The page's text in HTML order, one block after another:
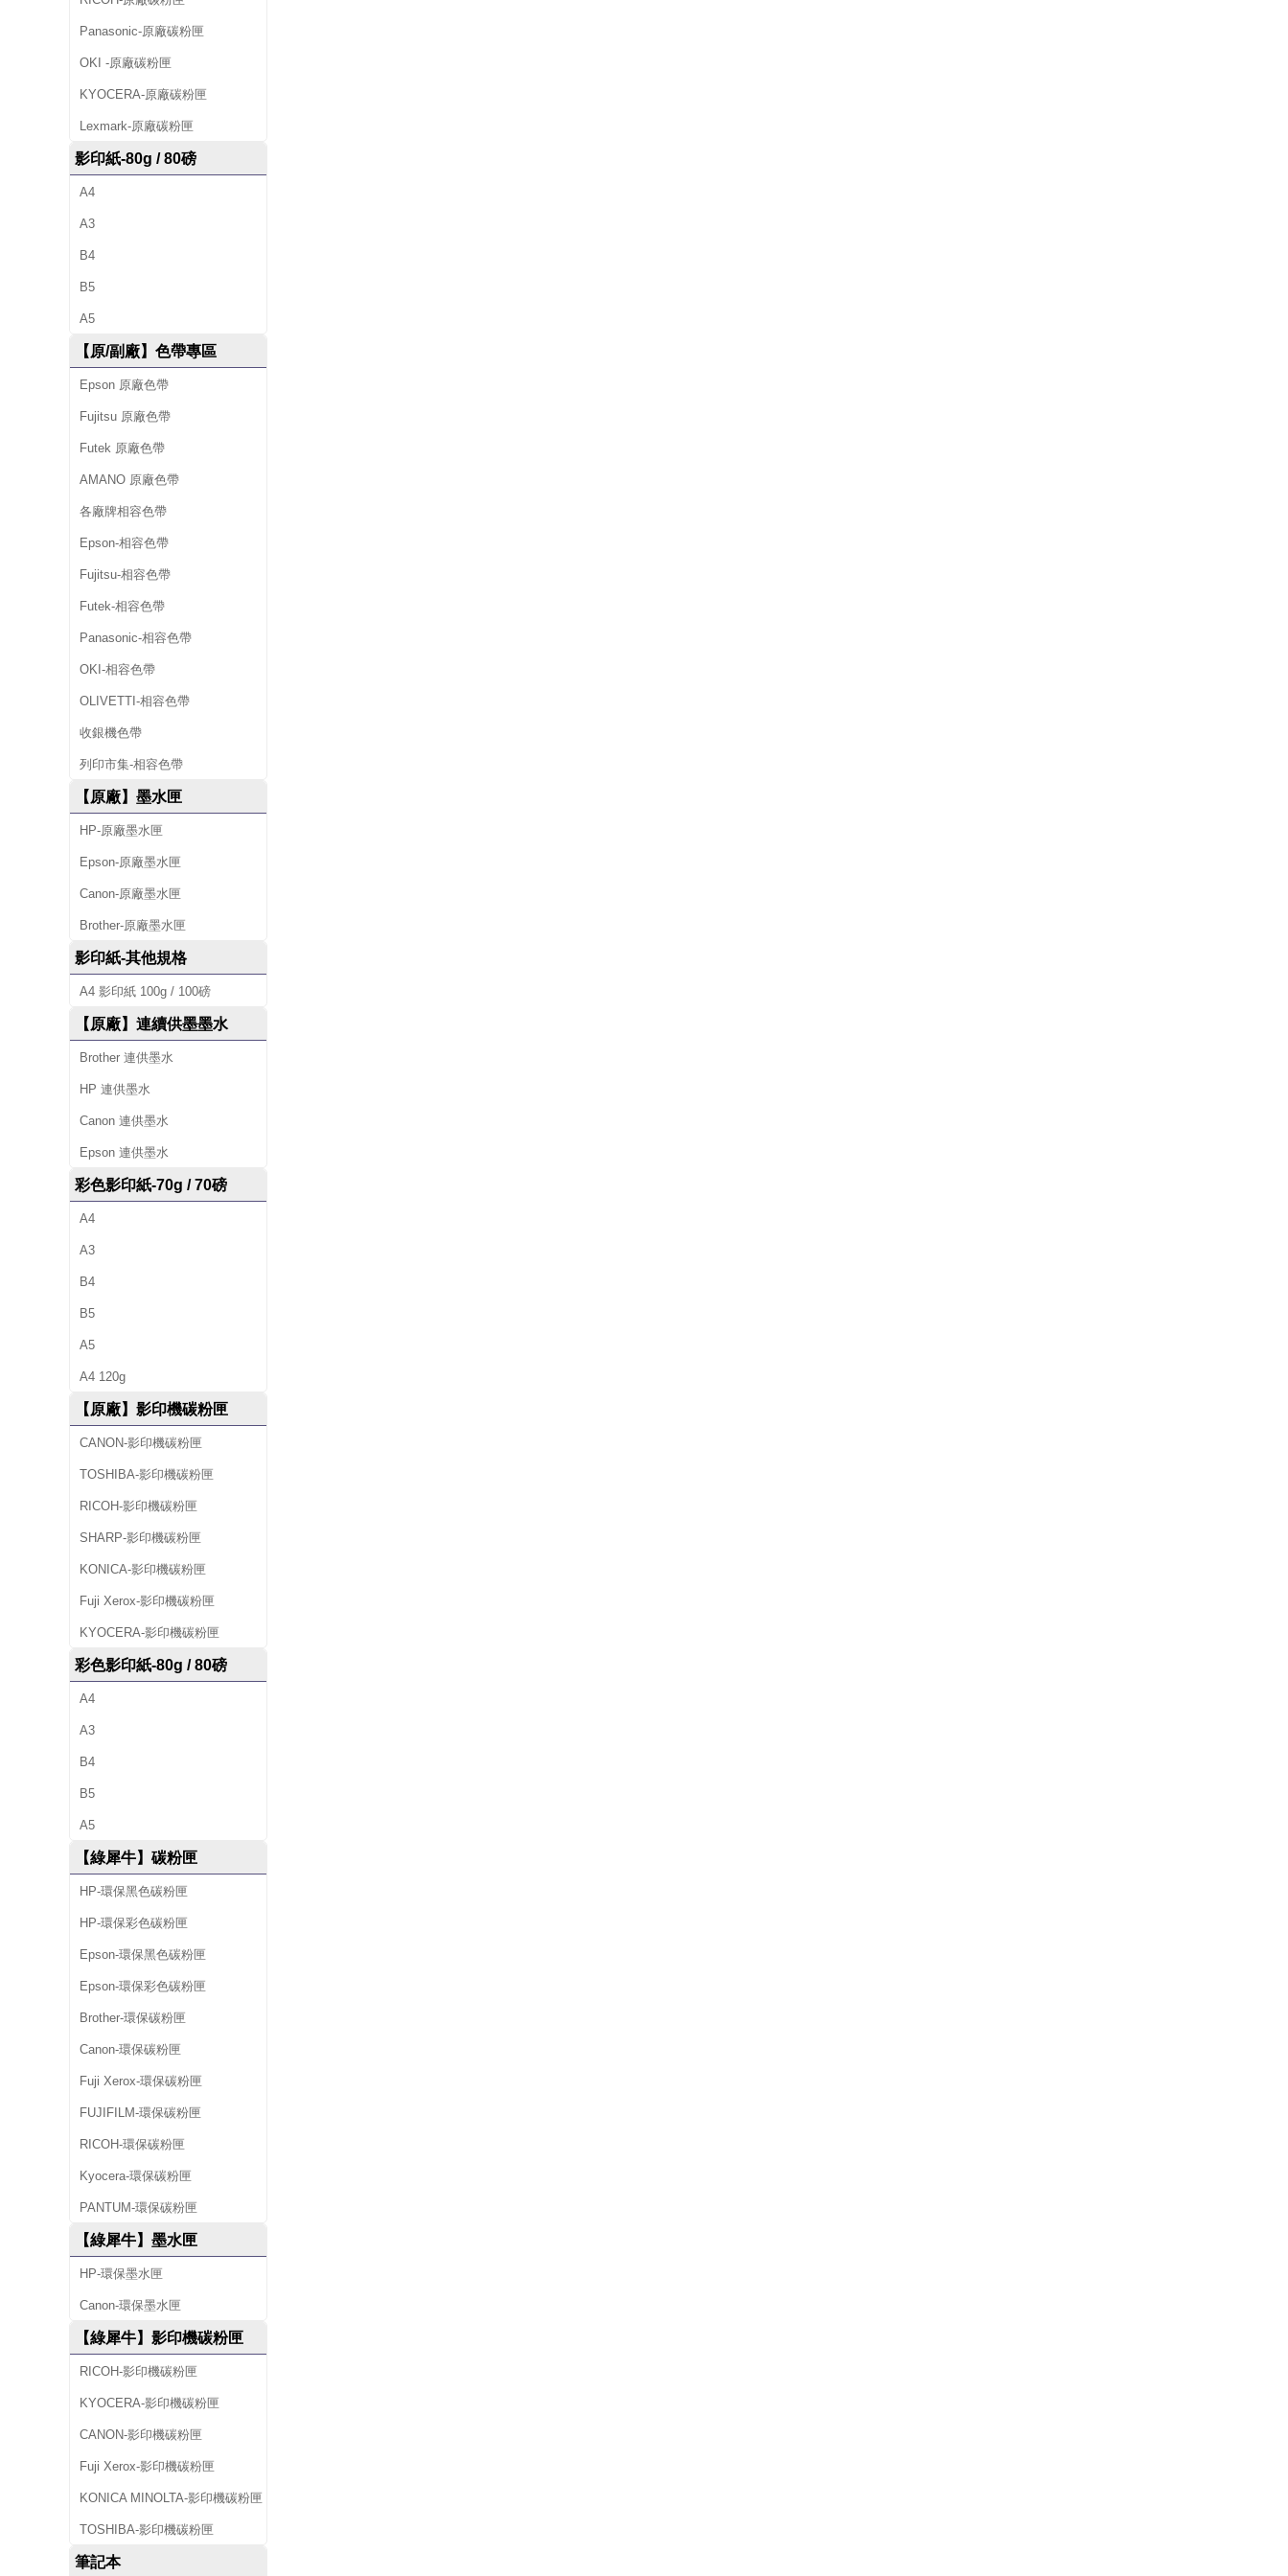
Panasonic-原廠碳粉匣
OKI -原廠碳粉匣
KYOCERA-原廠碳粉匣
Lexmark-原廠碳粉匣
影印紙-80g / 80磅
A4
A3
B4
B5
A5
【原/副廠】色帶專區
Epson 原廠色帶
Fujitsu 原廠色帶
Futek 原廠色帶
AMANO 原廠色帶
各廠牌相容色帶
Epson-相容色帶
Fujitsu-相容色帶
Futek-相容色帶
Panasonic-相容色帶
OKI-相容色帶
OLIVETTI-相容色帶
收銀機色帶
列印市集-相容色帶
【原廠】墨水匣
HP-原廠墨水匣
Epson-原廠墨水匣
Canon-原廠墨水匣
Brother-原廠墨水匣
影印紙-其他規格
A4 影印紙 100g / 100磅
【原廠】連續供墨墨水
Brother 連供墨水
HP 連供墨水
Canon 連供墨水
Epson 連供墨水
彩色影印紙-70g / 70磅
A4
A3
B4
B5
A5
A4 120g
【原廠】影印機碳粉匣
CANON-影印機碳粉匣
TOSHIBA-影印機碳粉匣
RICOH-影印機碳粉匣
SHARP-影印機碳粉匣
KONICA-影印機碳粉匣
Fuji Xerox-影印機碳粉匣
KYOCERA-影印機碳粉匣
彩色影印紙-80g / 80磅
A4
A3
B4
B5
A5
【綠犀牛】碳粉匣
HP-環保黑色碳粉匣
HP-環保彩色碳粉匣
Epson-環保黑色碳粉匣
Epson-環保彩色碳粉匣
Brother-環保碳粉匣
Canon-環保碳粉匣
Fuji Xerox-環保碳粉匣
FUJIFILM-環保碳粉匣
RICOH-環保碳粉匣
Kyocera-環保碳粉匣
PANTUM-環保碳粉匣
【綠犀牛】墨水匣
HP-環保墨水匣
Canon-環保墨水匣
【綠犀牛】影印機碳粉匣
RICOH-影印機碳粉匣
KYOCERA-影印機碳粉匣
CANON-影印機碳粉匣
Fuji Xerox-影印機碳粉匣
KONICA MINOLTA-影印機碳粉匣
TOSHIBA-影印機碳粉匣
筆記本